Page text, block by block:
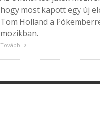
hogy most kapott egy új
Tom Holland a
mozikban.
Tovább